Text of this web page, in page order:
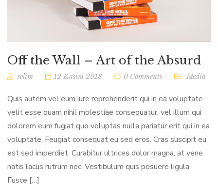
Off the Wall – Art of the Absurd
selim 12 Kasım 2018 0 Comments Media
Quis autem vel eum iure reprehenderit qui in ea voluptate
velit esse quam nihil molestiae consequatur, vel illum qui
dolorem eum fugiat quo voluptas nulla pariatur erit qui in ea
voluptate. Feugiat consequat eu sed eros. Cras suscipit eu
est sed imperdiet. Curabitur ultrices dolor magna, at vene
natis lacus rutrum nec. Vestibulum quis posuere ligula.
Fusce […]